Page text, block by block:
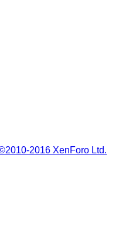
2016 XenForo Ltd.